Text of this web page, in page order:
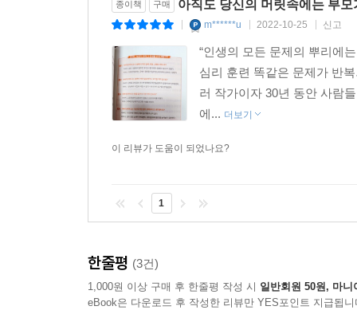
부모로부터의 진정한 독립은 결국 몸뿐만 아니라
보인다면 당신은 여전히 부모에게서 독립하지 못
무력감에 짓눌린 사람도 혼자서 쉽게 할 수 있는
종이책 구매 아직도 당신의 머릿속에는 부모
m******u 2022-10-25 신고
“인생의 모든 문제의 뿌리에
심리 훈련 똑같은 문제가 반
러 작가이자 30년 동안 사람
에... 더보기
이 리뷰가 도움이 되었나요?
1
한줄평 (3건)
1,000원 이상 구매 후 한줄평 작성 시 일반회원 50원, 마니
eBook은 다운로드 후 작성한 리뷰만 YES포인트 지급됩니